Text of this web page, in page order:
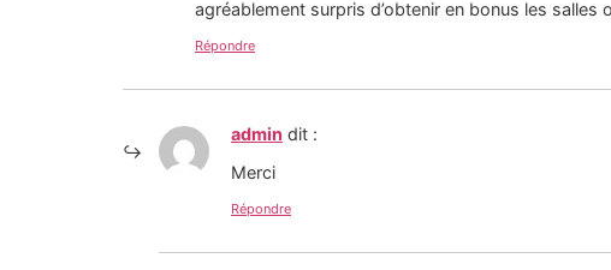
agréablement surpris d’obtenir en bonus les salles
Répondre
admin dit :
Merci
Répondre